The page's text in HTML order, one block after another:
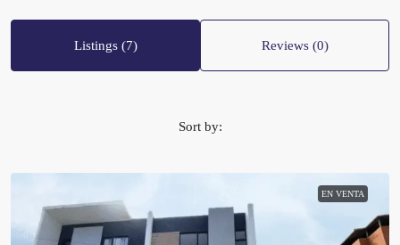
Listings (7) Reviews (0)
Sort by:
EN VENTA